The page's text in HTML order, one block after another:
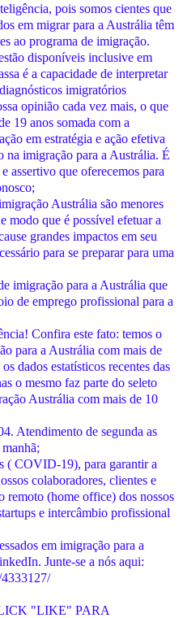
pois somos cientes que
em migrar para a Austrália têm
ao programa de imigração.
disponíveis inclusive em
é a capacidade de interpretar
imigratórios
opinião cada vez mais, o que
19 anos somada com a
em estratégia e ação efetiva
na imigração para a Austrália. É
assertivo que oferecemos para
Austrália são menores
modo que é possível efetuar a
grandes impactos em seu
para se preparar para uma
imigração para a Austrália que
de emprego profissional para a
Confira este fato: temos o
para a Austrália com mais de
dados estatísticos recentes das
o mesmo faz parte do seleto
Austrália com mais de 10
Atendimento de segunda as
( COVID-19), para garantir a
colaboradores, clientes e
remoto (home office) dos nossos
e intercâmbio profissional
em imigração para a
Junte-se a nós aqui:
"LIKE" PARA